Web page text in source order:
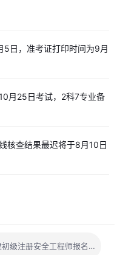
日，准考证打印时间为9月
月25日考试，2科7专业备
核查结果最迟将于8月10日
福建初级注册安全工程师报名入口